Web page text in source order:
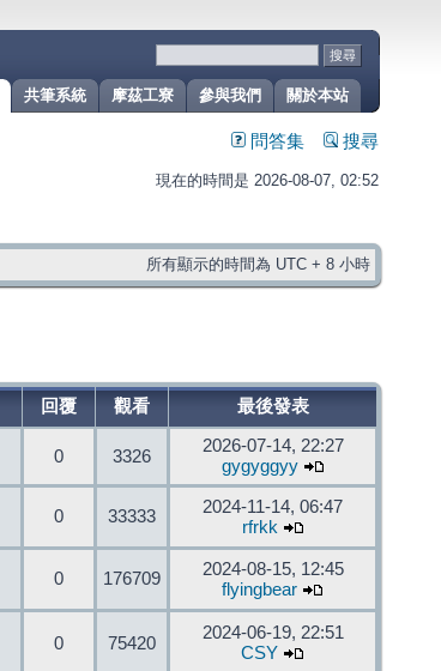
關於本站
參與我們
摩茲工寮
共筆系統
問答集 搜尋
現在的時間是 2026-08-07, 02:52
所有顯示的時間為 UTC + 8 小時
回覆 觀看 最後發表
0 3326
2026-07-14, 22:27
gygyggyy
0 33333
2024-11-14, 06:47
rfrkk
0 176709
2024-08-15, 12:45
flyingbear
0 75420
2024-06-19, 22:51
CSY